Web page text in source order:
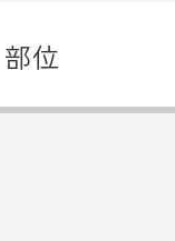
部位